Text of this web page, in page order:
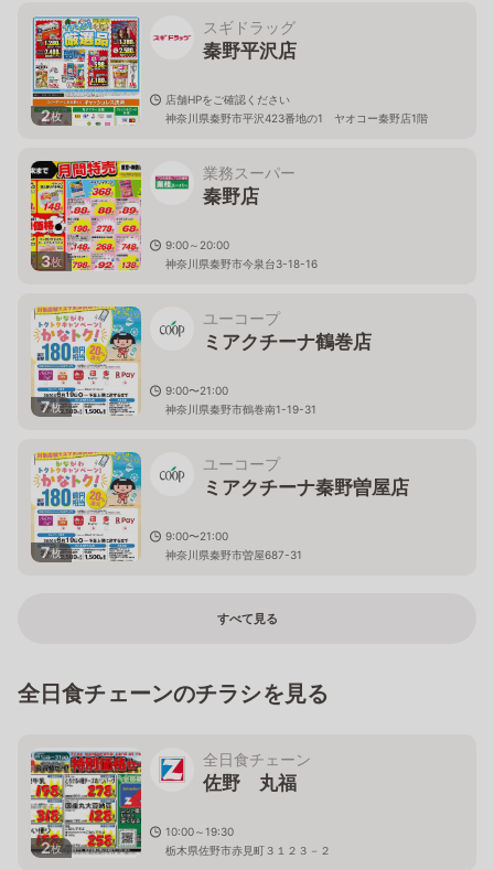
2枚
スギドラッグ
秦野平沢店
店舗HPをご確認ください
神奈川県秦野市平沢423番地の1 ヤオコー秦野店1階
3枚
業務スーパー
秦野店
9:00～20:00
神奈川県秦野市今泉台3-18-16
7枚
ユーコープ
ミアクチーナ鶴巻店
9:00〜21:00
神奈川県秦野市鶴巻南1-19-31
7枚
ユーコープ
ミアクチーナ秦野曽屋店
9:00〜21:00
神奈川県秦野市曽屋687-31
すべて見る
全日食チェーンのチラシを見る
2枚
全日食チェーン
佐野 丸福
10:00～19:30
栃木県佐野市赤見町３１２３－２